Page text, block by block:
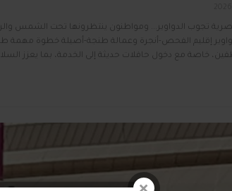
تجوب الدواوير... ومواطنون ينتظرونها تحت الشمس
إقليم الفحص-أنجرة وعمالة طنجة-أصيلة خطوة مهمة
خاصة مع دخول حافلات حديثة إلى الخدمة، بما يعزز